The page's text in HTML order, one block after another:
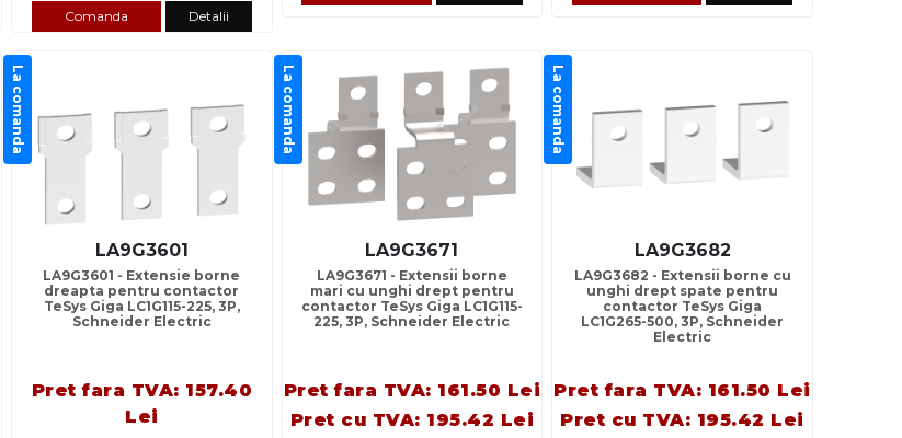
Comanda Detalii
La comanda
LA9G3601
LA9G3601 - Extensie borne
dreapta pentru contactor
TeSys Giga LC1G115-225, 3P,
Schneider Electric
Pret fara TVA: 157.40
Lei
La comanda
LA9G3671
LA9G3671 - Extensii borne
mari cu unghi drept pentru
contactor TeSys Giga LC1G115-
225, 3P, Schneider Electric
Pret fara TVA: 161.50 Lei
Pret cu TVA: 195.42 Lei
La comanda
LA9G3682
LA9G3682 - Extensii borne cu
unghi drept spate pentru
contactor TeSys Giga
LC1G265-500, 3P, Schneider
Electric
Pret fara TVA: 161.50 Lei
Pret cu TVA: 195.42 Lei